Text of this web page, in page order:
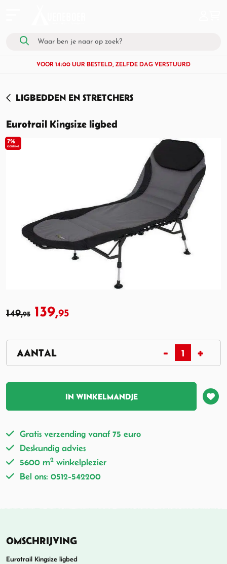
VOOR 14:00 UUR BESTELD, ZELFDE DAG VERSTUURD
LIGBEDDEN EN STRETCHERS
7%
KORTING
Eurotrail Kingsize ligbed
149,95 139,95
IN WINKELMANDJE
Gratis verzending vanaf 75 euro
Deskundig advies
5600 m2 winkelplezier
Bel ons: 0512-542200
OMSCHRIJVING
Eurotrail Kingsize ligbed